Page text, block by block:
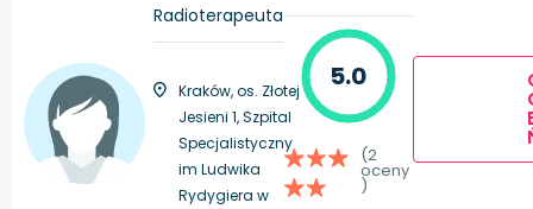
Radioterapeuta
Kraków, os. Złotej
Jesieni 1, Szpital
Specjalistyczny
im Ludwika
Rydygiera w
5.0
(2
oceny
)